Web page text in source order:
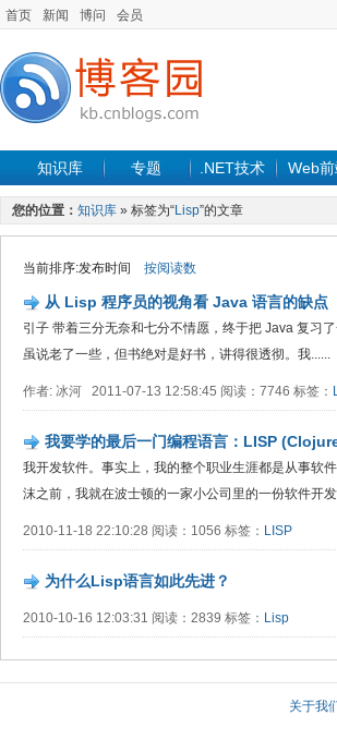
首页 新闻 博问 会员
知识库 专题 .NET技术 Web
您的位置： 知识库 » 标签为“Lisp”的文章
当前排序:发布时间 按阅读数
从 Lisp 程序员的视角看 Java 语言的缺点
引子 带着三分无奈和七分不情愿，终于把 Java 复习
虽说老了一些，但书绝对是好书，讲得很透彻。我......
作者: 冰河 2011-07-13 12:58:45 阅读：7746 标签：
我要学的最后一门编程语言：LISP
我开发软件。事实上，我的整个职业生涯都是从事软
沫之前，我就在波士顿的一家小公司里的一份软件开
2010-11-18 22:10:28 阅读：1056 标签： LISP
为什么Lisp语言如此先进？
2010-10-16 12:03:31 阅读：2839 标签： Lisp
关于我